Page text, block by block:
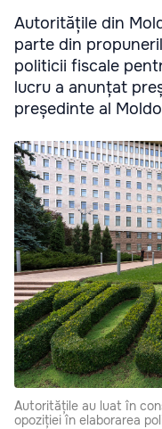
Autoritățile din
parte din
politicii fiscale
lucru a anunțat
președinte al
Autoritățile au luat în
opoziției în elaborarea